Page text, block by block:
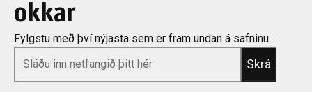
okkar
Fylgstu með því nýjasta sem er fram undan á safninu.